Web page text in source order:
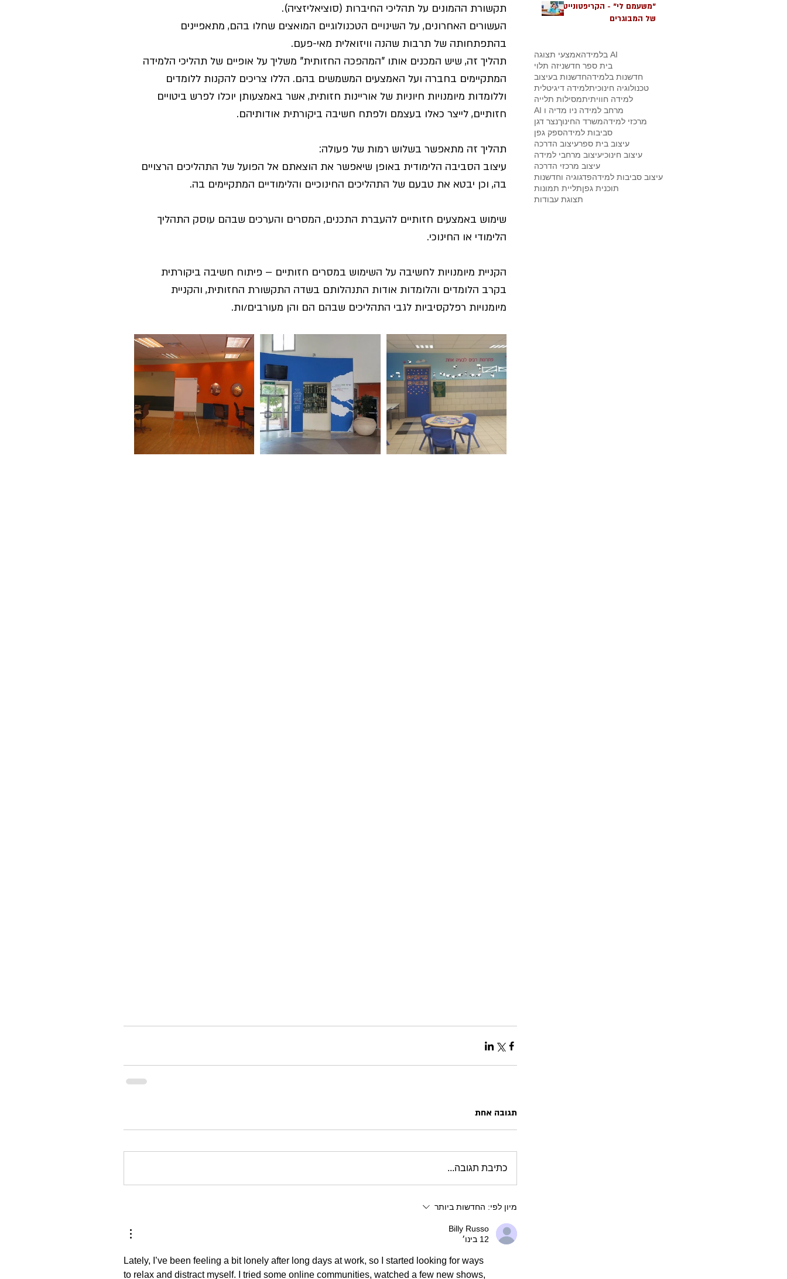
תקשורת ההמונים על תהליכי החיברות (סוציאליזציה).
העשורים האחרונים, על השינויים הטכנולוגיים המואצים שחלו בהם, מתאפיינים
בהתפתחותה של תרבות שהנה וויזואלית מאי-פעם.
תהליך זה, שיש המכנים אותו "המהפכה החזותית" משליך על אופיים של תהליכי הלמידה
המתקיימים בחברה ועל האמצעים המשמשים בהם. הללו צריכים להקנות ללומדים
וללומדות מיומנויות חיוניות של אוריינות חזותית, אשר באמצעותן יוכלו לפרש ביטויים
חזותיים, לייצר כאלו בעצמם ולפתח חשיבה ביקורתית אודותיהם.
תהליך זה מתאפשר בשלוש רמות של פעולה:
עיצוב הסביבה הלימודית באופן שיאפשר את הוצאתם אל הפועל של התהליכים הרצויים
בה, וכן יבטא את טבעם של התהליכים החינוכיים והלימודיים המתקיימים בה.
שימוש באמצעים חזותיים להעברת התכנים, המסרים והערכים שבהם עוסק התהליך
הלימודי או החינוכי.
הקניית מיומנויות לחשיבה על השימוש במסרים חזותיים – פיתוח חשיבה ביקורתית
בקרב הלומדים והלומדות אודות התנהלותם בשדה התקשורת החזותית, והקניית
מיומנויות רפלקסיביות לגבי התהליכים שבהם הם והן מעורבים/ות.
תגובה אחת
כתיבת תגובה...
מיון לפי: החדשות ביותר
Billy Russo
12 בינו׳
Lately, I’ve been feeling a bit lonely after long days at work, so I started looking for ways
to relax and distract myself. I tried some online communities, watched a few new shows,
"משעמם לי" - הקריפטונייט
של המבוגרים
AI בלמידה
אמצעי תצוגה
בית ספר חדשניזה תלוי
חדשנות בלמידהחדשנות בעיצוב
טכנולוגיה חינוכיתלמידה דיגיטלית
למידה חוויתיתמסילות תלייה
מרחב למידה ניו מדיה ו AI
מרכזי למידהמשרד החינוךנצר דגן
סביבות למידהספק גפן
עיצוב בית ספרעיצוב הדרכה
עיצוב חינוכיעיצוב מרחבי למידה
עיצוב מרכזי הדרכה
עיצוב סביבות למידהפדגוגיה וחדשנות
תוכנית גפןתליית תמונות
תצוגת עבודות